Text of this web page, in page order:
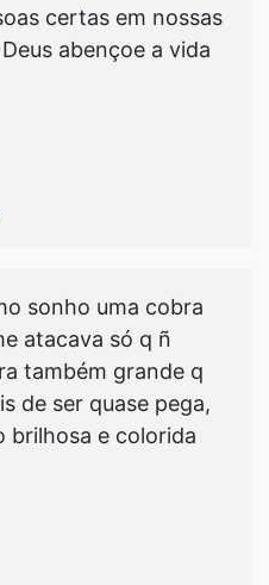
certas em nossas
abençoe a vida
sonho uma cobra
atacava só q ñ
também grande q
de ser quase pega,
brilhosa e colorida